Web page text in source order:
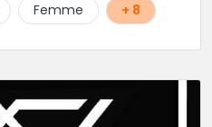
Femme + 8